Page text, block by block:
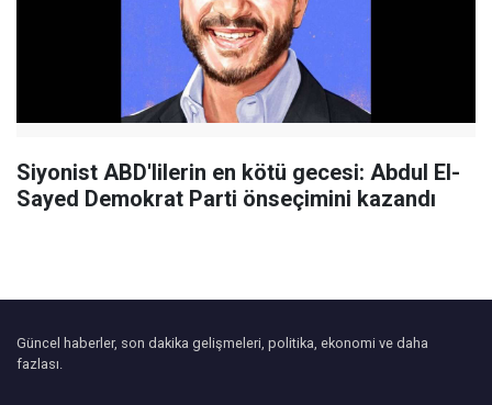
Siyonist ABD'lilerin en kötü gecesi: Abdul El-
Sayed Demokrat Parti önseçimini kazandı
Güncel haberler, son dakika gelişmeleri, politika, ekonomi ve daha
fazlası.